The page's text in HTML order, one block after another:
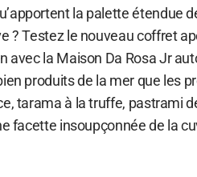
la palette étendue
? Testez le nouveau coffret
avec la Maison Da Rosa Jr
produits de la mer que les
tarama à la truffe, pastrami
facette insoupçonnée de la